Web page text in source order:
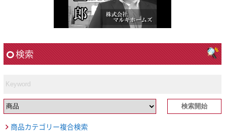
検索
商品カテゴリー複合検索